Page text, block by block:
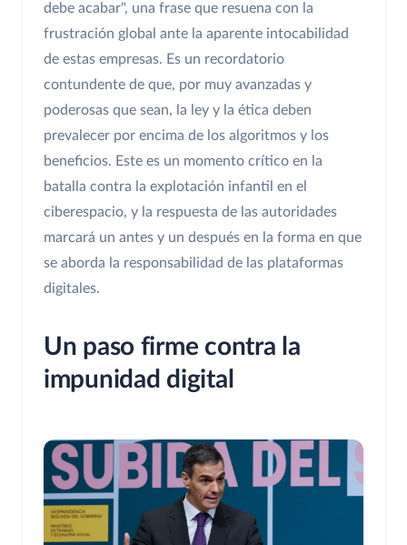
debe acabar", una frase que resuena con la
frustración global ante la aparente intocabilidad
de estas empresas. Es un recordatorio
contundente de que, por muy avanzadas y
poderosas que sean, la ley y la ética deben
prevalecer por encima de los algoritmos y los
beneficios. Este es un momento crítico en la
batalla contra la explotación infantil en el
ciberespacio, y la respuesta de las autoridades
marcará un antes y un después en la forma en que
se aborda la responsabilidad de las plataformas
digitales.
Un paso firme contra la
impunidad digital